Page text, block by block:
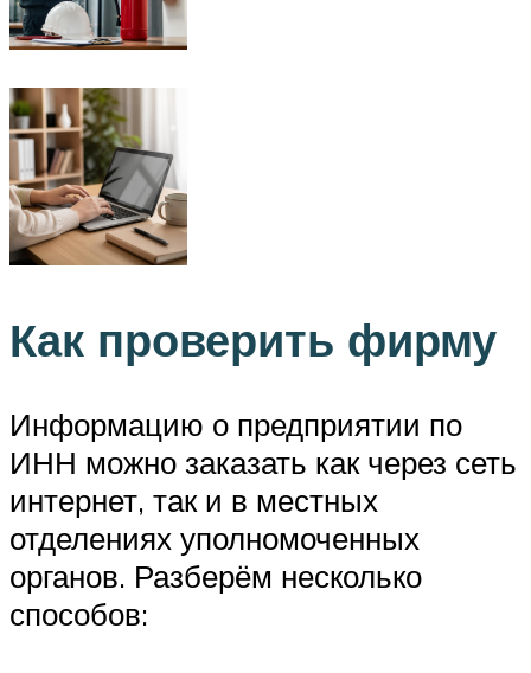
Как проверить фирму
Информацию о предприятии по
ИНН можно заказать как через сеть
интернет, так и в местных
отделениях уполномоченных
органов. Разберём несколько
способов: